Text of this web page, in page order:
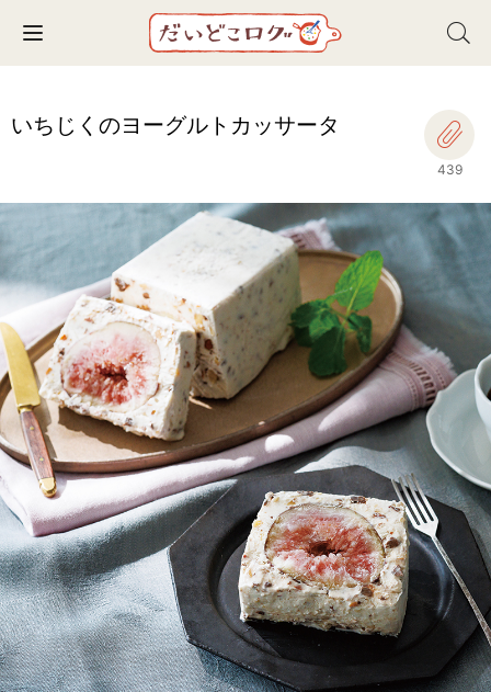
Toggle navigation
いちじくのヨーグルトカッサータ
439